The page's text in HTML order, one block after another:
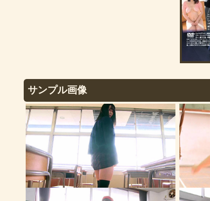
サンプル画像